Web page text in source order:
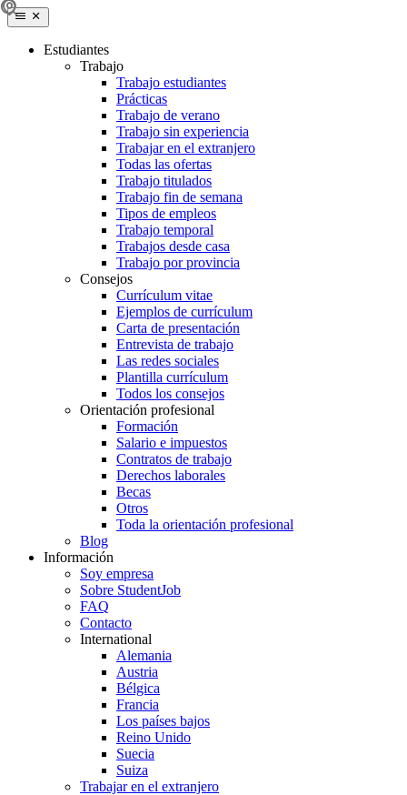
Estudiantes
Trabajo
Trabajo estudiantes
Prácticas
Trabajo de verano
Trabajo sin experiencia
Trabajar en el extranjero
Todas las ofertas
Trabajo titulados
Trabajo fin de semana
Tipos de empleos
Trabajo temporal
Trabajos desde casa
Trabajo por provincia
Consejos
Currículum vitae
Ejemplos de currículum
Carta de presentación
Entrevista de trabajo
Las redes sociales
Plantilla currículum
Todos los consejos
Orientación profesional
Formación
Salario e impuestos
Contratos de trabajo
Derechos laborales
Becas
Otros
Toda la orientación profesional
Blog
Información
Soy empresa
Sobre StudentJob
FAQ
Contacto
International
Alemania
Austria
Bélgica
Francia
Los países bajos
Reino Unido
Suecia
Suiza
Trabajar en el extranjero